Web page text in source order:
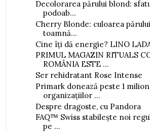
Decolorarea părului blond:
podoab...
Cherry Blonde: culoarea
toamnă...
Cine îți dă energie? LINO
PRIMUL MAGAZIN RITUALS
ROMÂNIA ESTE ...
Ser rehidratant Rose Intense
Primark donează peste 1 milion
organizațiilor ...
Despre dragoste, cu Pandora
FAQ™ Swiss stabilește noi
pe ...